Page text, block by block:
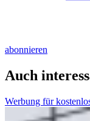
abonnieren
Auch
Werbung für